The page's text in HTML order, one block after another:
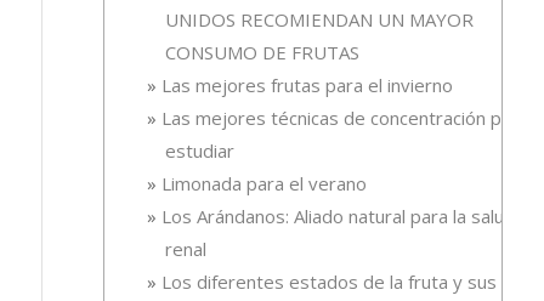
UNIDOS RECOMIENDAN UN MAYOR
CONSUMO DE FRUTAS
Las mejores frutas para el invierno
Las mejores técnicas de concentración para
estudiar
Limonada para el verano
Los Arándanos: Aliado natural para la salud
renal
Los diferentes estados de la fruta y sus